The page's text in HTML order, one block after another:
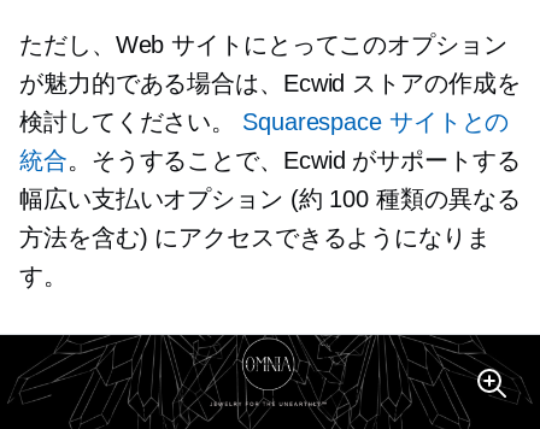
ただし、Web サイトにとってこのオプション
が魅力的である場合は、Ecwid ストアの作成を
検討してください。 Squarespace サイトとの
統合。そうすることで、Ecwid がサポートする
幅広い支払いオプション (約 100 種類の異なる
方法を含む) にアクセスできるようになりま
す。